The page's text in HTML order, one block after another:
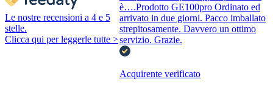
Le nostre recensioni a 4 e 5
stelle.
Clicca qui per leggerle tutte >
è….Prodotto GE100pro Ordinato ed
arrivato in due giorni. Pacco imballato
strepitosamente. Davvero un ottimo
servizio. Grazie.
Acquirente verificato